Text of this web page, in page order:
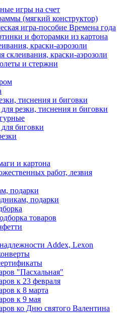
игры на счет
(мягкий конструктор)
игра-пособие Времена года
и фоторамки из картона
краски-аэрозоли
склеивания, краски-аэрозоли
и стержни
тиснения и биговки
резки, тиснения и биговки
биговки
и картона
работ, лезвия
подарки
подарки
товаров
Addex, Lexon
"Пасхальная"
к 23 февраля
к 8 марта
к 9 мая
ко Дню святого Валентина